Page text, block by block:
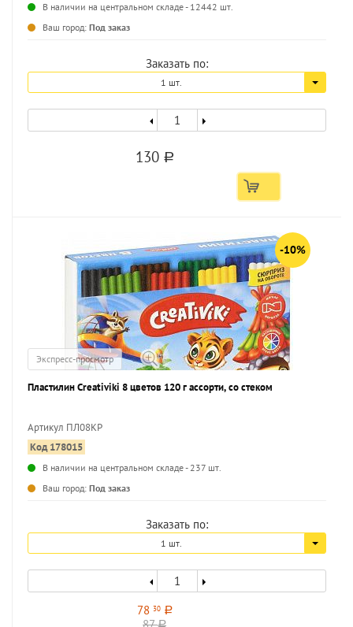
В наличии на центральном складе - 12442 шт.
Ваш город: Под заказ
Заказать по:
1 шт.
130 a
-10%
Экспресс-просмотр
Пластилин Creativiki 8 цветов 120 г ассорти, со стеком
Артикул ПЛ08КР
Код 178015
В наличии на центральном складе - 237 шт.
Ваш город: Под заказ
Заказать по:
1 шт.
78 30 a
a